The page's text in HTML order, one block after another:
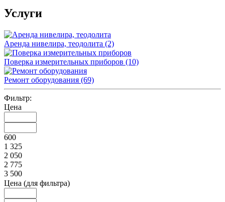
Услуги
Аренда нивелира, теодолита (2)
Поверка измерительных приборов (10)
Ремонт оборудования (69)
Фильтр:
Цена
600
1 325
2 050
2 775
3 500
Цена (для фильтра)